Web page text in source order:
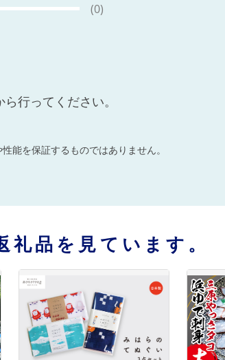
(0)
ら行ってください。
能を保証するものではありません。
品を見ています。